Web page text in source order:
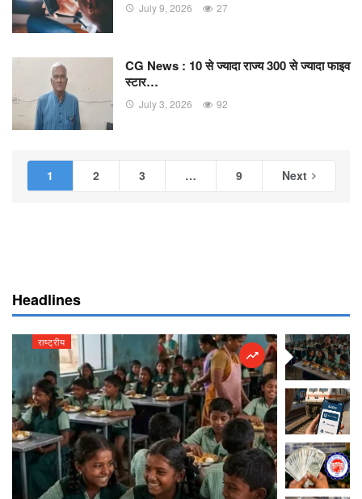
July 9, 2026 27
CG News : 10 से ज्यादा राज्य 300 से ज्यादा फाइव
स्टार…
July 3, 2026 92
1 2 3 … 9 Next
Headlines
राष्ट्रीय राष्ट्रीय